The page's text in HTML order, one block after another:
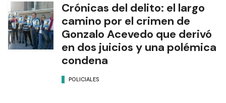
Crónicas del delito: el largo
camino por el crimen de
Gonzalo Acevedo que derivó
en dos juicios y una polémica
condena
POLICIALES